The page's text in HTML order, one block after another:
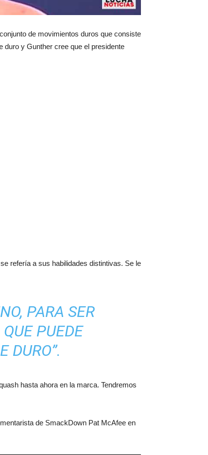
de movimientos duros que consiste
y Gunther cree que el presidente
refería a sus habilidades distintivas. Se le
PARA SER
PUEDE
DURO”.
hasta ahora en la marca. Tendremos
de SmackDown Pat McAfee en